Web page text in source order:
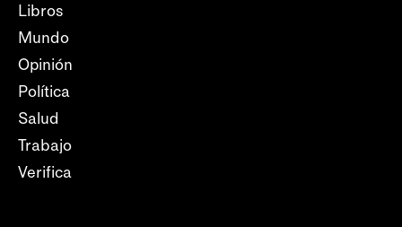
Libros
Mundo
Opinión
Política
Salud
Trabajo
Verifica